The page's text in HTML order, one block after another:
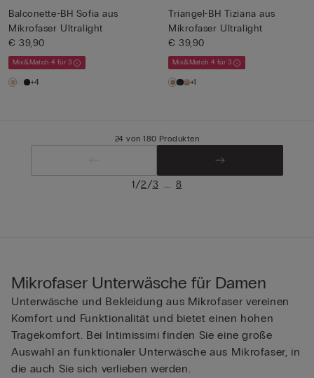
Balconette-BH Sofia aus
Mikrofaser Ultralight
€ 39,90
Mix&Match 4 für 3
+4
Triangel-BH Tiziana aus
Mikrofaser Ultralight
€ 39,90
Mix&Match 4 für 3
+1
24 von 180 Produkten
1/2/3 ... 8
Mikrofaser Unterwäsche für Damen
Unterwäsche und Bekleidung aus Mikrofaser vereinen
Komfort und Funktionalität und bietet einen hohen
Tragekomfort. Bei Intimissimi finden Sie eine große
Auswahl an funktionaler Unterwäsche aus Mikrofaser, in
die auch Sie sich verlieben werden.